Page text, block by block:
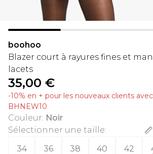
boohoo
Blazer court à rayures fines et
lacets
35,00 €
-10% en + pour les nouveaux clients
BHNEW10
Couleur: Noir
Sélectionner une taille:
34
36 38 40 42